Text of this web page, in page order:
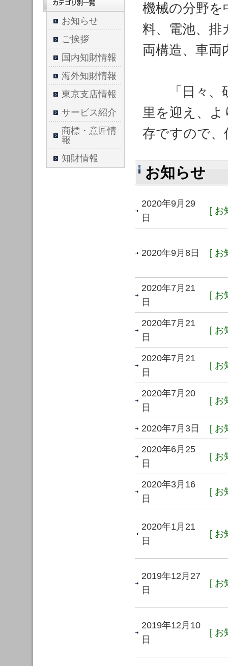
機械の分野を
料、電池、排
両構造、車両
「日々、研
里を迎え、
存ですので
お知らせ
2020年9月29
日
[ お
2020年9月8日 [ お
2020年7月21
日
[ お
2020年7月21
日
[ お
2020年7月21
日
[ お
2020年7月20
日
[ お
2020年7月3日 [ お
2020年6月25
日
[ お
2020年3月16
日
[ お
2020年1月21
日
[ お
2019年12月27
日
[ お
2019年12月10
日
[ お
お知らせ
ご挨拶
国内知財情報
海外知財情報
東京支店情報
サービス紹介
商標・意匠情
報
知財情報